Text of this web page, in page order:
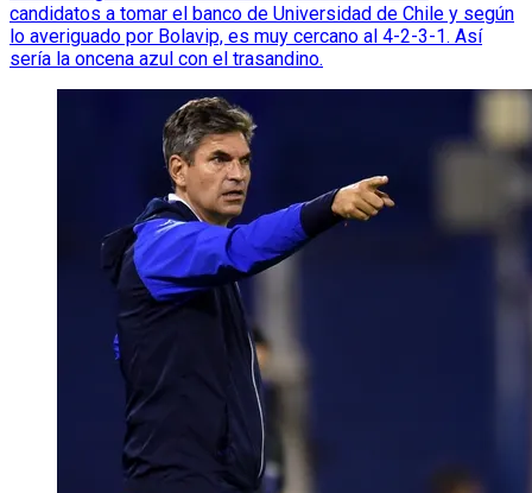
candidatos a tomar el banco de Universidad de Chile y según
lo averiguado por Bolavip, es muy cercano al 4-2-3-1. Así
sería la oncena azul con el trasandino.